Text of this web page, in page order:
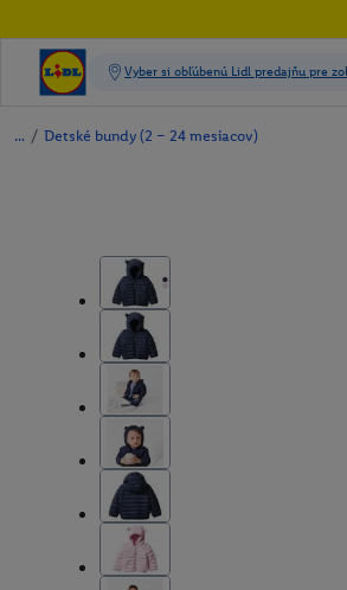
/ Detské bundy (2 – 24 mesiacov)